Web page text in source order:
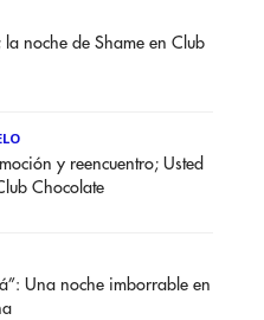
la noche de Shame en Club
y reencuentro; Usted
Chocolate
Una noche imborrable en